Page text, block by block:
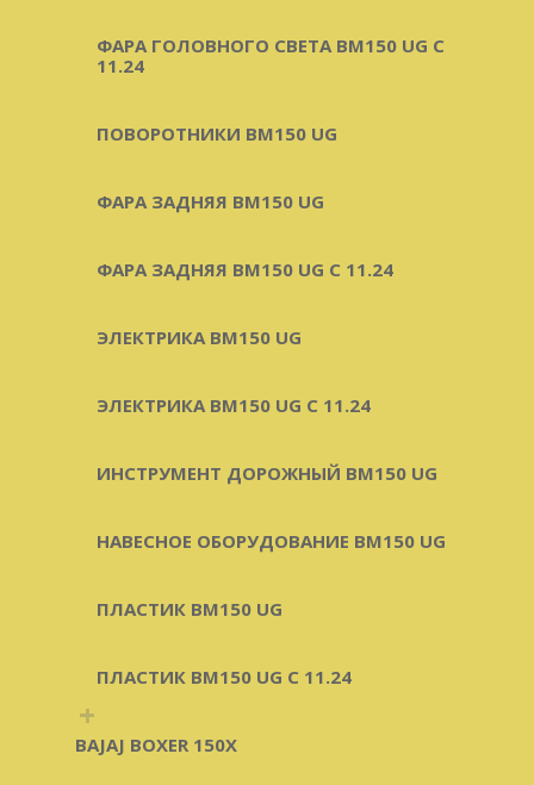
ФАРА ГОЛОВНОГО СВЕТА BM150 UG C
11.24
ПОВОРОТНИКИ BM150 UG
ФАРА ЗАДНЯЯ BM150 UG
ФАРА ЗАДНЯЯ BM150 UG С 11.24
ЭЛЕКТРИКА BM150 UG
ЭЛЕКТРИКА BM150 UG C 11.24
ИНСТРУМЕНТ ДОРОЖНЫЙ BM150 UG
НАВЕСНОЕ ОБОРУДОВАНИЕ BM150 UG
ПЛАСТИК BM150 UG
ПЛАСТИК BM150 UG C 11.24
+
BAJAJ BOXER 150X